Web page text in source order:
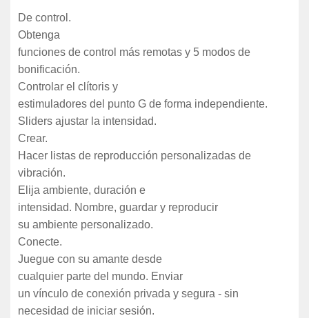
De control.
Obtenga
funciones de control más remotas y 5 modos de
bonificación.
Controlar el clítoris y
estimuladores del punto G de forma independiente.
Sliders ajustar la intensidad.
Crear.
Hacer listas de reproducción personalizadas de
vibración.
Elija ambiente, duración e
intensidad. Nombre, guardar y reproducir
su ambiente personalizado.
Conecte.
Juegue con su amante desde
cualquier parte del mundo. Enviar
un vínculo de conexión privada y segura - sin
necesidad de iniciar sesión.